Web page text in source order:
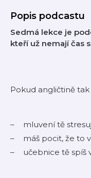
Popis podcastu
Sedmá lekce je
kteří už nemají čas
Pokud angličtině
mluvení tě
máš pocit, že to
učebnice tě spíš